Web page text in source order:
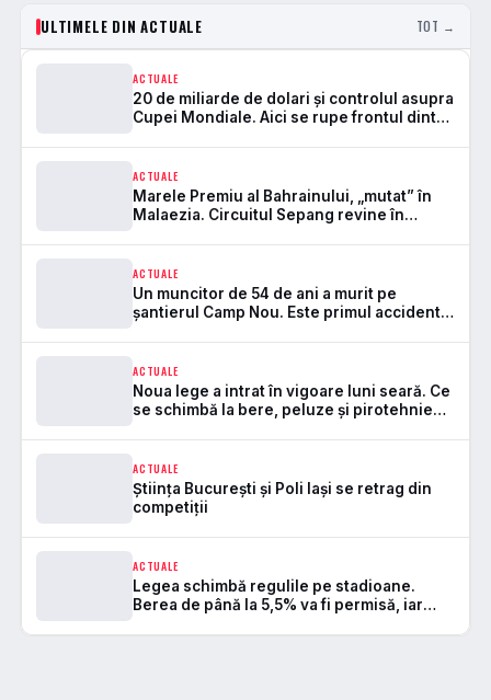
ULTIMELE DIN ACTUALE TOT →
ACTUALE
20 de miliarde de dolari și controlul asupra
Cupei Mondiale. Aici se rupe frontul dintre
ACTUALE
Marele Premiu al Bahrainului, „mutat” în
Malaezia. Circuitul Sepang revine în
ACTUALE
Un muncitor de 54 de ani a murit pe
șantierul Camp Nou. Este primul accident
ACTUALE
Noua lege a intrat în vigoare luni seară. Ce
se schimbă la bere, peluze și pirotehnie
ACTUALE
Știința București și Poli Iași se retrag din
competiții
ACTUALE
Legea schimbă regulile pe stadioane.
Berea de până la 5,5% va fi permisă, iar